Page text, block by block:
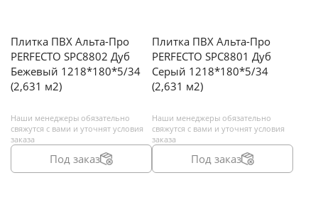
Плитка ПВХ Альта-Про
PERFECTO SPC8802 Дуб
Бежевый 1218*180*5/34
(2,631 м2)
Под заказ
Наши менеджеры обязательно
свяжутся с вами и уточнят условия
заказа
Плитка ПВХ Альта-Про
PERFECTO SPC8801 Дуб
Серый 1218*180*5/34
(2,631 м2)
Под заказ
Наши менеджеры обязательно
свяжутся с вами и уточнят условия
заказа